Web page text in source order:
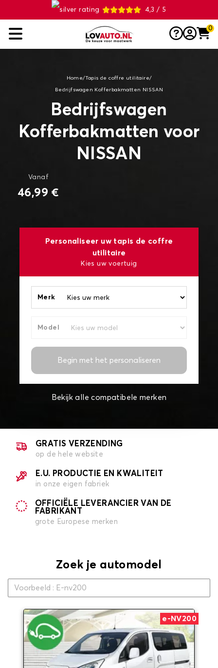
4,3 / 5
0
Home/Tapis de coffre utilitaire/
Bedrijfswagen Kofferbakmatten NISSAN
Bedrijfswagen
Kofferbakmatten voor
NISSAN
Vanaf
46,99 €
Personaliseer uw tapis de coffre
utilitaire
Kies uw voertuig
Merk
Model
Begin met het personaliseren
Bekijk alle compatibele merken
GRATIS VERZENDING
op de hele website
E.U. PRODUCTIE EN KWALITEIT
in onze eigen fabriek
OFFICIËLE LEVERANCIER VAN DE
FABRIKANT
grote Europese merken
Zoek je automodel
e-NV200